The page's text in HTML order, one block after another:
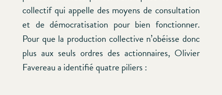
collectif qui appelle des moyens de consultation
et de démocratisation pour bien fonctionner.
Pour que la production collective n’obéisse donc
plus aux seuls ordres des actionnaires, Olivier
Favereau a identifié quatre piliers :